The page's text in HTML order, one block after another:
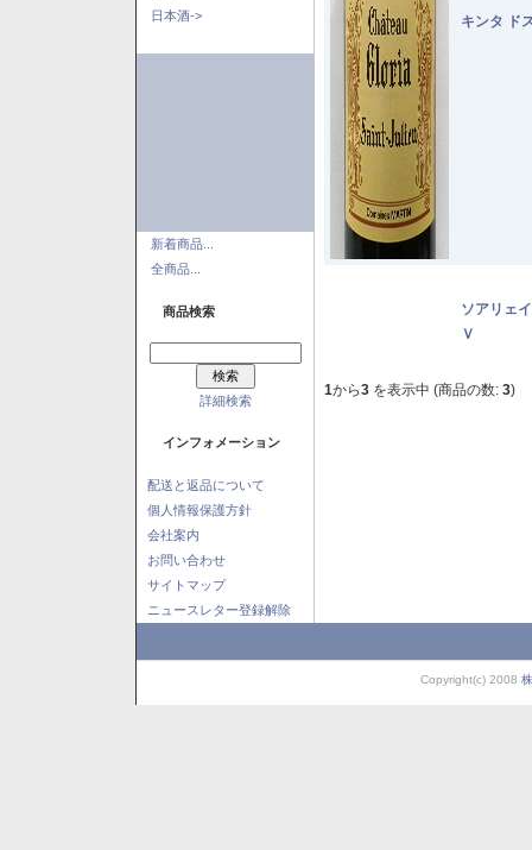
日本酒->
新着商品...
全商品...
商品検索
詳細検索
インフォメーション
配送と返品について
個人情報保護方針
会社案内
お問い合わせ
サイトマップ
ニュースレター登録解除
キンタ ド
ソアリェ
Ｖ
1から3 を表示中 (商品の数: 3)
Copyright(c) 2008